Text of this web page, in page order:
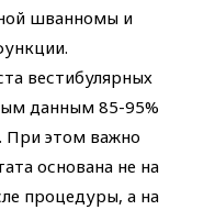
шванномы и
вестибулярных
данным 85-95%
При этом важно
основана не на
процедуры, а на